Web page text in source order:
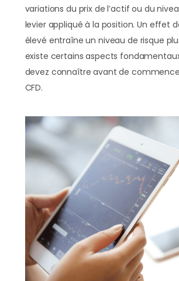
variations du prix de l’actif ou du
levier appliqué à la position. Un effet
élevé entraîne un niveau de risque
existe certains aspects
devez connaître avant de
CFD.